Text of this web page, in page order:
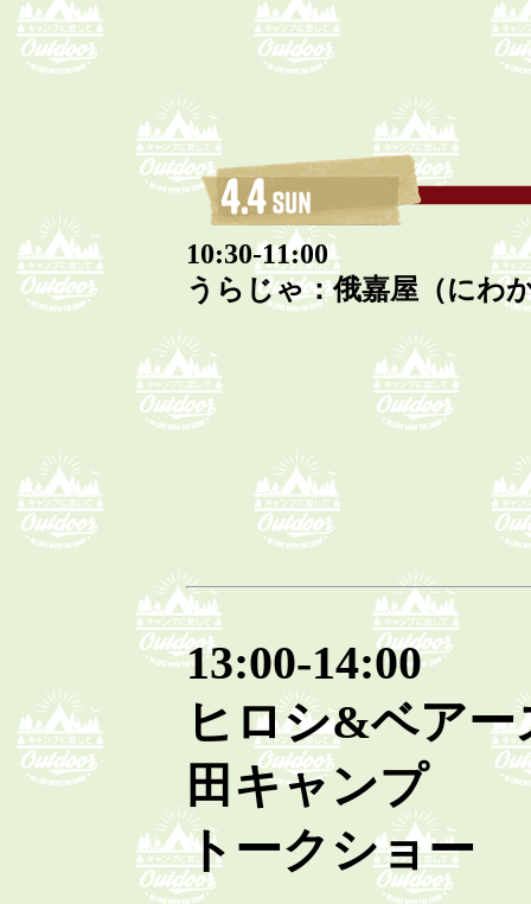
10:30-11:00
うらじゃ：俄嘉屋（にわ
13:00-14:00
ヒロシ&ベアー
田キャンプ
トークショー